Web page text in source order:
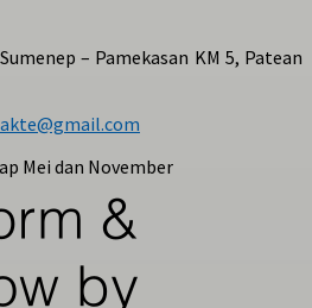
– Pamekasan KM 5, Patean
Mei dan November